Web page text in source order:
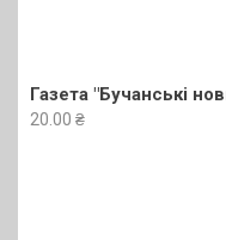
Газета "Бучанські
20.00 ₴